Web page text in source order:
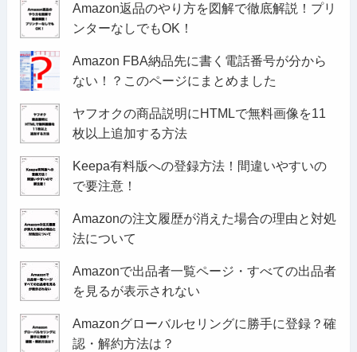
Amazon返品のやり方を図解で徹底解説！プリ
ンターなしでもOK！
Amazon FBA納品先に書く電話番号が分から
ない！？このページにまとめました
ヤフオクの商品説明にHTMLで無料画像を11
枚以上追加する方法
Keepa有料版への登録方法！間違いやすいの
で要注意！
Amazonの注文履歴が消えた場合の理由と対処
法について
Amazonで出品者一覧ページ・すべての出品者
を見るが表示されない
Amazonグローバルセリングに勝手に登録？確
認・解約方法は？